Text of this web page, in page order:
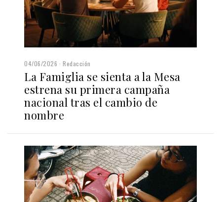
04/06/2026 Redacción
La Famiglia se sienta a la Mesa
estrena su primera campaña
nacional tras el cambio de
nombre